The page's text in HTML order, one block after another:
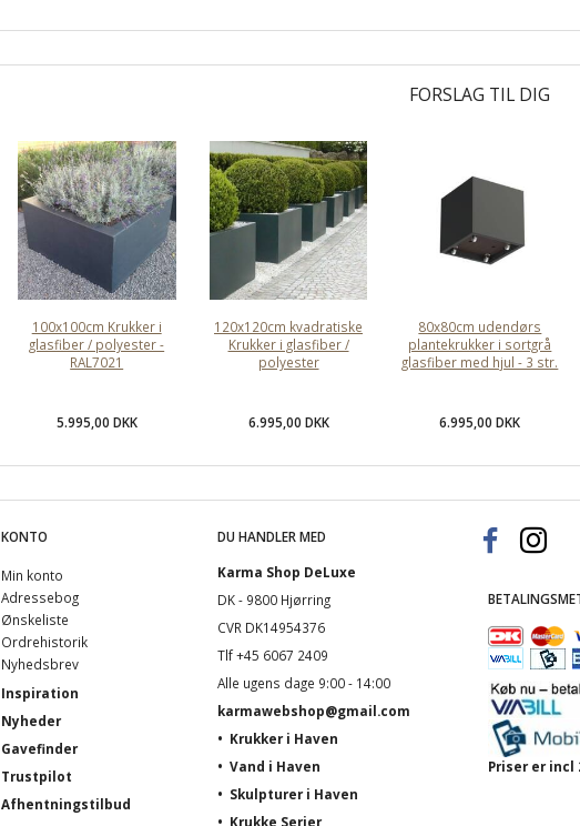
FORSLAG TIL DIG
100x100cm Krukker i
glasfiber / polyester -
RAL7021
5.995,00 DKK
120x120cm kvadratiske
Krukker i glasfiber /
polyester
6.995,00 DKK
80x80cm udendørs
plantekrukker i sortgrå
glasfiber med hjul - 3 str.
6.995,00 DKK
KONTO
Min konto
Adressebog
Ønskeliste
Ordrehistorik
Nyhedsbrev
Inspiration
Nyheder
Gavefinder
Trustpilot
Afhentningstilbud
DU HANDLER MED
Karma Shop DeLuxe
DK - 9800 Hjørring
CVR DK14954376
Tlf +45 6067 2409
Alle ugens dage 9:00 - 14:00
karmawebshop@gmail.com
• Krukker i Haven
• Vand i Haven
• Skulpturer i Haven
• Krukke Serier
Priser er incl